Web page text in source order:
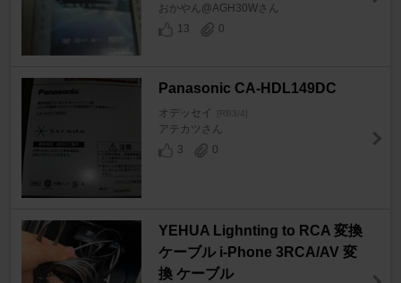
おかやん@AGH30Wさん
13
0
Panasonic CA-HDL149DC
オデッセイ [RB3/4]
アテカツさん
3
0
YEHUA Lighnting to RCA 変換
ケーブル i-Phone 3RCA/AV 変
換 ケーブル